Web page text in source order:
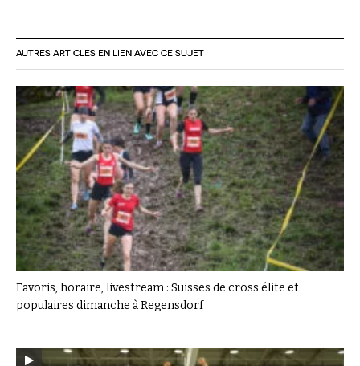
AUTRES ARTICLES EN LIEN AVEC CE SUJET
Favoris, horaire, livestream : Suisses de cross élite et
populaires dimanche à Regensdorf